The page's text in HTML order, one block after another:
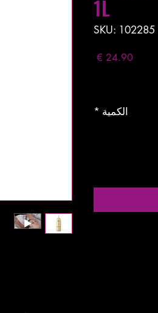
1L
السعر
الكمية *